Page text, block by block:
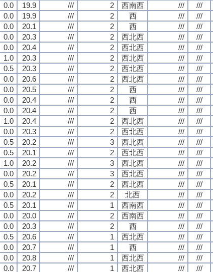
0.0 19.9 /// 2 西南西 /// ///
0.0 19.9 /// 2 西 /// ///
0.0 20.1 /// 2 西 /// ///
0.0 20.3 /// 2 西北西 /// ///
0.0 20.4 /// 2 西北西 /// ///
1.0 20.3 /// 2 西北西 /// ///
0.5 20.3 /// 2 西北西 /// ///
0.0 20.6 /// 2 西北西 /// ///
0.0 20.5 /// 2 西 /// ///
0.0 20.4 /// 2 西 /// ///
0.0 20.4 /// 2 西 /// ///
1.0 20.4 /// 2 西北西 /// ///
0.0 20.3 /// 2 西北西 /// ///
0.5 20.2 /// 3 西北西 /// ///
0.5 20.1 /// 2 西北西 /// ///
1.0 20.2 /// 3 西北西 /// ///
0.0 20.2 /// 3 西北西 /// ///
0.5 20.1 /// 2 西北西 /// ///
0.0 20.2 /// 2 北西 /// ///
0.5 20.1 /// 1 西南西 /// ///
0.0 20.0 /// 2 西南西 /// ///
0.0 20.3 /// 2 西 /// ///
0.5 20.6 /// 1 西北西 /// ///
0.0 20.7 /// 1 西 /// ///
0.0 20.8 /// 1 西北西 /// ///
0.0 20.7 /// 1 西北西 /// ///